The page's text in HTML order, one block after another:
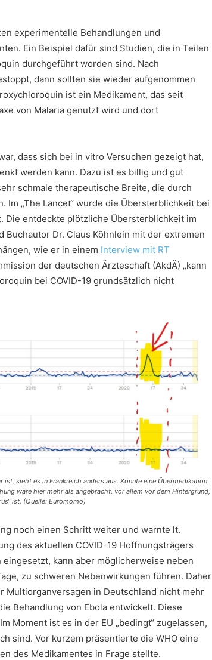
experimentelle Behandlungen und
Ein Beispiel dafür sind Studien, die in Teilen
durchgeführt worden sind. Nach
dann sollten sie wieder aufgenommen
ist ein Medikament, das seit
von Malaria genutzt wird und dort
dass sich bei in vitro Versuchen gezeigt hat,
werden kann. Dazu ist es billig und gut
schmale therapeutische Breite, die durch
„The Lancet“ wurde die Übersterblichkeit bei
entdeckte plötzliche Übersterblichkeit im
Dr. Claus Köhnlein mit der extremen
wie er in einem Interview mit RT
der deutschen Ärzteschaft (AkdÄ) „kann
bei COVID-19 grundsätzlich nicht
sieht es in Frankreich anders aus. Könnte eine Übermedikation
wäre hier mehr als angebracht, vor allem vor dem Hintergrund,
ist. (Quelle: Euromomo)
noch einen Schritt weiter und warnte lt.
des aktuellen COVID-19 Hoffnungsträgers
kann aber möglicherweise neben
zu schweren Nebenwirkungen führen. Daher
in Deutschland nicht mehr
Behandlung von Ebola entwickelt. Diese
Moment ist es in der EU „bedingt“ zugelassen,
sind. Vor kurzem präsentierte die WHO eine
des Medikamentes in Frage stellte.